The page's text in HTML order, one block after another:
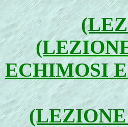
ECHIMOSI